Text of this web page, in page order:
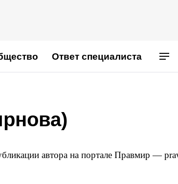
Ответ специалиста
автора на портале Правмир —